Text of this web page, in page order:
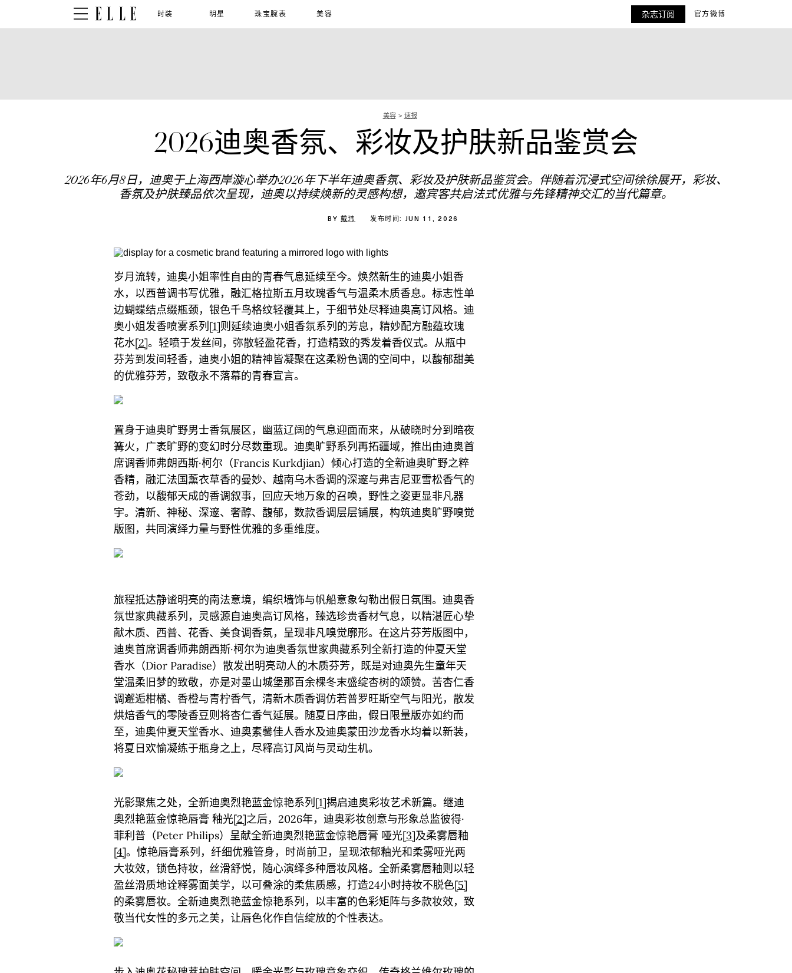
时装 明星 珠宝腕表 美容 杂志订阅 官方微博
美容 速报
2026迪奥香氛、彩妆及护肤新品鉴赏会
2026年6月8日，迪奥于上海西岸漩心举办2026年下半年迪奥香氛、彩妆及护肤新品鉴赏会。伴随着沉浸式空间徐徐展开，彩妆、
香氛及护肤臻品依次呈现，迪奥以持续焕新的灵感构想，邀宾客共启法式优雅与先锋精神交汇的当代篇章。
BY 戴玮 发布时间: JUN 11, 2026
岁月流转，迪奥小姐率性自由的青春气息延续至今。焕然新生的迪奥小姐香
水，以西普调书写优雅，融汇格拉斯五月玫瑰香气与温柔木质香息。标志性单
边蝴蝶结点缀瓶颈，银色千鸟格纹轻覆其上，于细节处尽释迪奥高订风格。迪
奥小姐发香喷雾系列 [1]则延续迪奥小姐香氛系列的芳息，精妙配方融蕴玫瑰
花水[2]。轻喷于发丝间，弥散轻盈花香，打造精致的秀发着香仪式。从瓶中
芬芳到发间轻香，迪奥小姐的精神皆凝聚在这柔粉色调的空间中，以馥郁甜美
的优雅芬芳，致敬永不落幕的青春宣言。
置身于迪奥旷野男士香氛展区，幽蓝辽阔的气息迎面而来，从破晓时分到暗夜
篝火，广袤旷野的变幻时分尽数重现。迪奥旷野系列再拓疆域，推出由迪奥首
席调香师弗朗西斯·柯尔（Francis Kurkdjian）倾心打造的全新迪奥旷野之粹
香精，融汇法国薰衣草香的曼妙、越南乌木香调的深邃与弗吉尼亚雪松香气的
苍劲，以馥郁天成的香调叙事，回应天地万象的召唤，野性之姿更显非凡器
宇。清新、神秘、深邃、奢醇、馥郁，数款香调层层铺展，构筑迪奥旷野嗅觉
版图，共同演绎力量与野性优雅的多重维度。
旅程抵达静谧明亮的南法意境，编织墙饰与帆船意象勾勒出假日氛围。迪奥香
氛世家典藏系列，灵感源自迪奥高订风格，臻选珍贵香材气息，以精湛匠心挚
献木质、西普、花香、美食调香氛，呈现非凡嗅觉廓形。在这片芬芳版图中，
迪奥首席调香师弗朗西斯·柯尔为迪奥香氛世家典藏系列全新打造的仲夏天堂
香水（Dior Paradise）散发出明亮动人的木质芬芳，既是对迪奥先生童年天
堂温柔旧梦的致敬，亦是对墨山城堡那百余棵冬末盛绽杏树的颂赞。苦杏仁香
调邂逅柑橘、香橙与青柠香气，清新木质香调仿若普罗旺斯空气与阳光，散发
烘焙香气的零陵香豆则将杏仁香气延展。随夏日序曲，假日限量版亦如约而
至，迪奥仲夏天堂香水、迪奥素馨佳人香水及迪奥蒙田沙龙香水均着以新装，
将夏日欢愉凝练于瓶身之上，尽释高订风尚与灵动生机。
光影聚焦之处，全新迪奥烈艳蓝金惊艳系列 [1]揭启迪奥彩妆艺术新篇。继迪
奥烈艳蓝金惊艳唇膏 釉光[2]之后，2026年，迪奥彩妆创意与形象总监彼得·
菲利普（Peter Philips）呈献全新迪奥烈艳蓝金惊艳唇膏 哑光[3]及柔雾唇釉
[4]。惊艳唇膏系列，纤细优雅管身，时尚前卫，呈现浓郁釉光和柔雾哑光两
大妆效，锁色持妆，丝滑舒悦，随心演绎多种唇妆风格。全新柔雾唇釉则以轻
盈丝滑质地诠释雾面美学，以可叠涂的柔焦质感，打造24小时持妆不脱色[5]
的柔雾唇妆。全新迪奥烈艳蓝金惊艳系列，以丰富的色彩矩阵与多款妆效，致
敬当代女性的多元之美，让唇色化作自信绽放的个性表达。